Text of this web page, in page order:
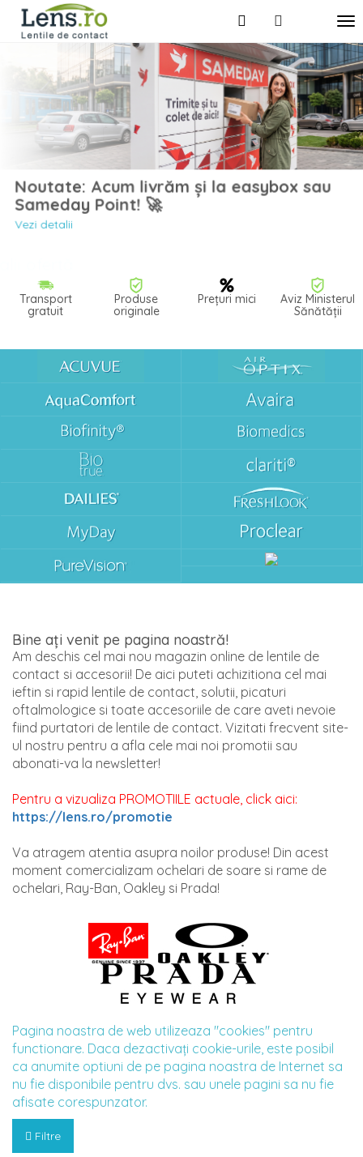
Noutate: Acum livrăm și la easybox sau
Sameday Point! 🚀
Vezi detalii
Transport
gratuit
Produse
originale
Prețuri mici
Aviz Ministerul
Sănătății
Bine ați venit pe pagina noastră!
Am deschis cel mai nou magazin online de lentile de
contact si accesorii! De aici puteti achizitiona cel mai
ieftin si rapid lentile de contact, solutii, picaturi
oftalmologice si toate accesoriile de care aveti nevoie
fiind purtatori de lentile de contact. Vizitati frecvent site-
ul nostru pentru a afla cele mai noi promotii sau
abonati-va la newsletter!
Pentru a vizualiza PROMOTIILE actuale, click aici:
https://lens.ro/promotie
Va atragem atentia asupra noilor produse! Din acest
moment comercializam ochelari de soare si rame de
ochelari, Ray-Ban, Oakley si Prada!
Pagina noastra de web utilizeaza "cookies" pentru
functionare. Daca dezactivaţi cookie-urile, este posibil
ca anumite optiuni de pe pagina noastra de Internet sa
nu fie disponibile pentru dvs. sau unele pagini sa nu fie
afisate corespunzator.
Filtre